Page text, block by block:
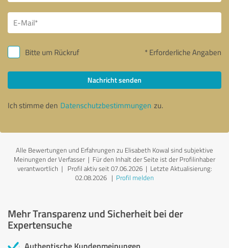
Bitte um Rückruf * Erforderliche Angaben
Nachricht senden
Ich stimme den Datenschutzbestimmungen zu.
Alle Bewertungen und Erfahrungen zu Elisabeth Kowal sind subjektive
Meinungen der Verfasser | Für den Inhalt der Seite ist der Profilinhaber
verantwortlich | Profil aktiv seit 07.06.2026 | Letzte Aktualisierung:
02.08.2026 | Profil melden
Mehr Transparenz und Sicherheit bei der
Expertensuche
Authentische Kundenmeinungen